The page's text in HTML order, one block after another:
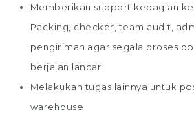
Memberikan support kebagian
Packing, checker, team audit,
pengiriman agar segala proses
berjalan lancar
Melakukan tugas lainnya untuk
warehouse